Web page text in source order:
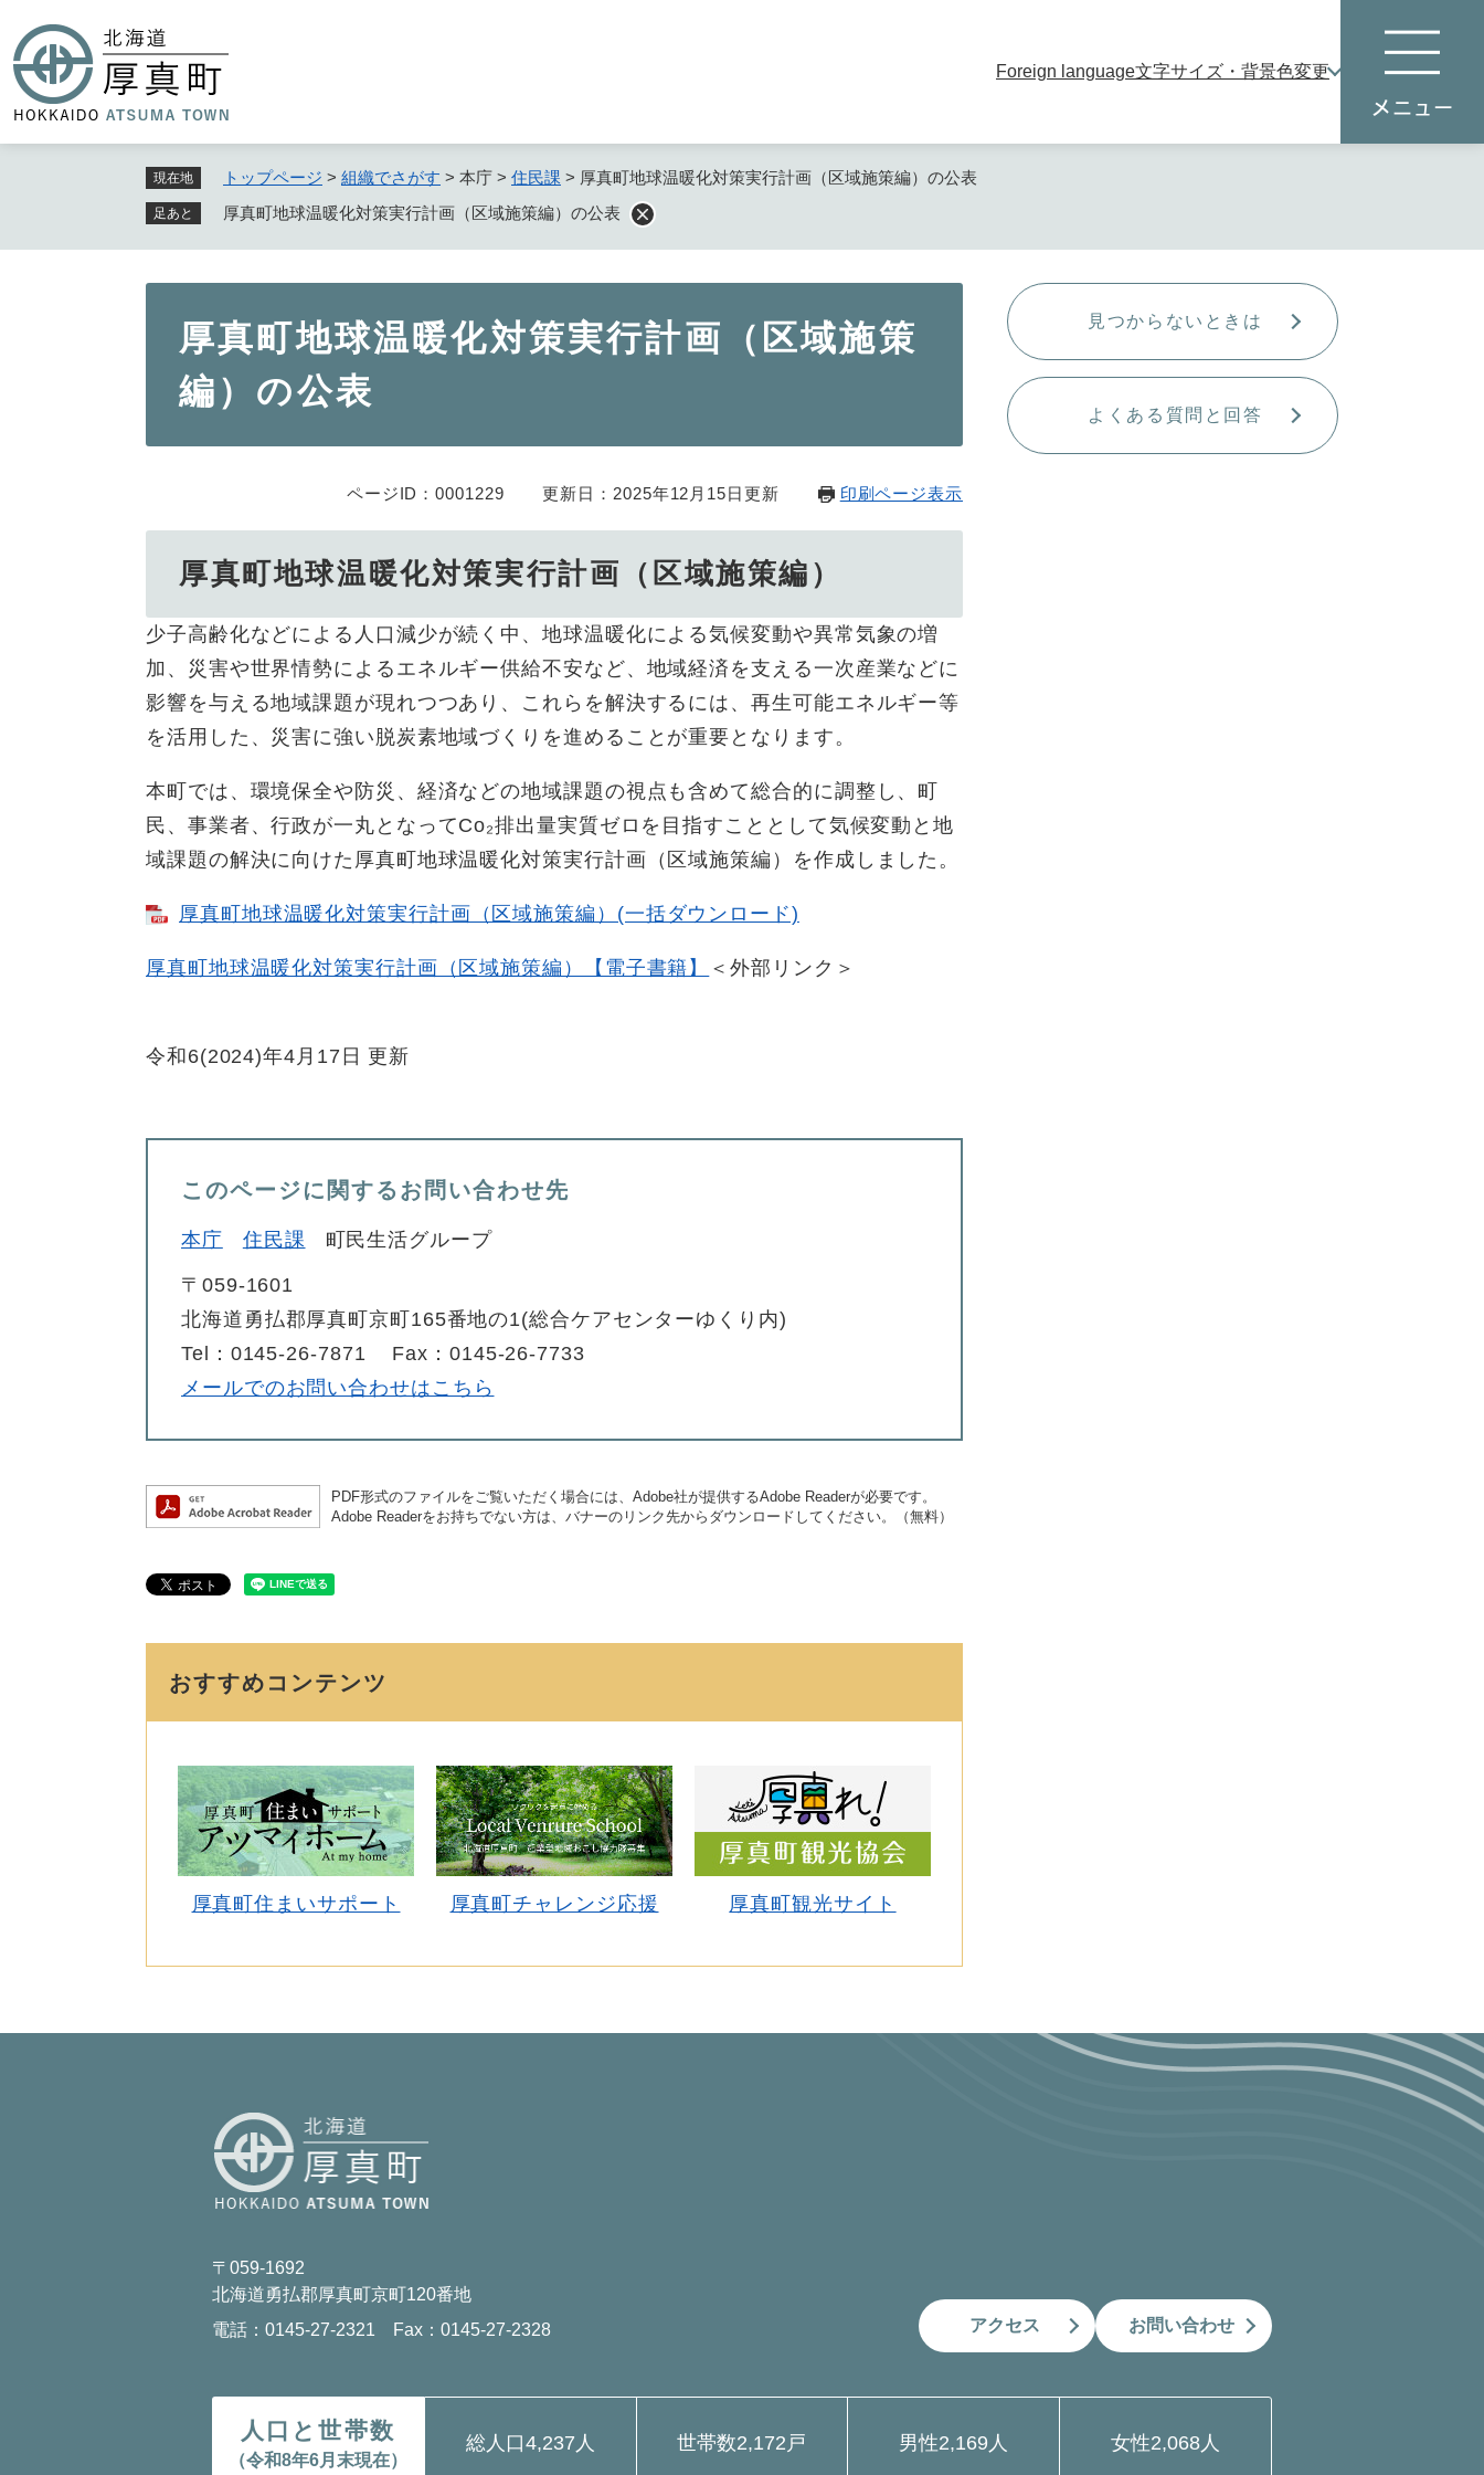
ジ
先
頭
本
Foreign language文字サイズ・背景色変更
現在地 トップページ > 組織でさがす > 本庁 > 住民課 > 厚真町地球温暖化対策実行計画（区域施策編）の公表
足あと 厚真町地球温暖化対策実行計画（区域施策編）の公表
厚真町地球温暖化対策実行計画（区域施策
編）の公表
ページID：0001229 更新日：2025年12月15日更新 印刷ページ表示
厚真町地球温暖化対策実行計画（区域施策編）
少子高齢化などによる人口減少が続く中、地球温暖化による気候変動や異常気象の増
加、災害や世界情勢によるエネルギー供給不安など、地域経済を支える一次産業などに
影響を与える地域課題が現れつつあり、これらを解決するには、再生可能エネルギー等
を活用した、災害に強い脱炭素地域づくりを進めることが重要となります。
本町では、環境保全や防災、経済などの地域課題の視点も含めて総合的に調整し、町
民、事業者、行政が一丸となってCo₂排出量実質ゼロを目指すこととして気候変動と地
域課題の解決に向けた厚真町地球温暖化対策実行計画（区域施策編）を作成しました。
厚真町地球温暖化対策実行計画（区域施策編）(一括ダウンロード)
厚真町地球温暖化対策実行計画（区域施策編）【電子書籍】 ＜外部リンク＞
令和6(2024)年4月17日 更新
このページに関するお問い合わせ先
本庁 住民課 町民生活グループ
〒059-1601
北海道勇払郡厚真町京町165番地の1(総合ケアセンターゆくり内)
Tel：0145-26-7871
Fax：0145-26-7733
メールでのお問い合わせはこちら
PDF形式のファイルをご覧いただく場合には、Adobe社が提供するAdobe Readerが必要です。
Adobe Readerをお持ちでない方は、バナーのリンク先からダウンロードしてください。（無料）
おすすめコンテンツ
厚真町住まいサポート 厚真町チャレンジ応援 厚真町観光サイト
見つからないときは
よくある質問と回答
〒059-1692
北海道勇払郡厚真町京町120番地
電話：0145-27-2321 Fax：0145-27-2328
アクセス お問い合わせ
人口と世帯数
（令和8年6月末現在）
総人口4,237人 世帯数2,172戸 男性2,169人 女性2,068人